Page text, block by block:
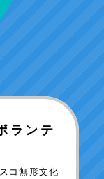
ランテ
コ無形文化